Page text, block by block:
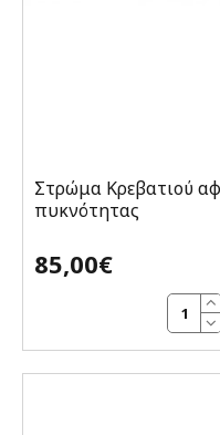
Στρώμα Κρεβατιού
πυκνότητας
85,00€